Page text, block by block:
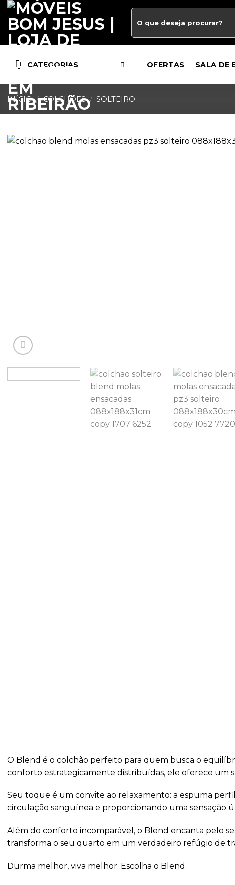
CATEGORIAS OFERTAS SALA DE
INÍCIO / COLCHÕES / SOLTEIRO
O Blend é o colchão perfeito para quem busca o
conforto estrategicamente distribuídas, ele oferece um
Seu toque é um convite ao relaxamento: a espuma
circulação sanguínea e proporcionando uma sensação
Além do conforto incomparável, o Blend encanta pelo
transforma o seu quarto em um verdadeiro refúgio de
Durma melhor, viva melhor. Escolha o Blend.